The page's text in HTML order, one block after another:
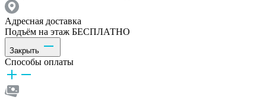
Адресная доставка
Подъём на этаж БЕСПЛАТНО
Закрыть
Способы оплаты